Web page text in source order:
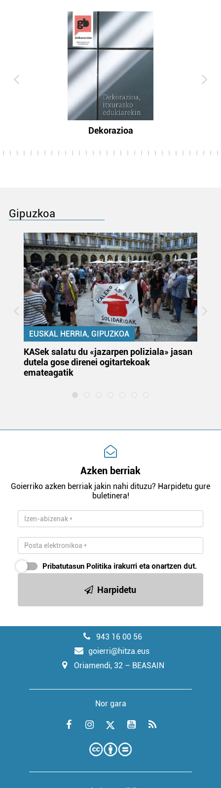
Dekorazioa
Gipuzkoa
EUSKAL HERRIA, GIPUZKOA
KASek salatu du «jazarpen poliziala» jasan
dutela gose direnei ogitartekoak
emateagatik
Azken berriak
Goierriko azken berriak jakin nahi dituzu? Harpidetu gure
buletinera!
Pribatutasun Politika irakurri eta onartzen dut.
Harpidetu
943 16 00 56
goierri@hitza.eus
Oriamendi, 32 – BEASAIN
Nor gara